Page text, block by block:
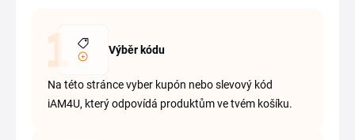
Výběr kódu
Na této stránce vyber kupón nebo slevový kód
iAM4U, který odpovídá produktům ve tvém košíku.